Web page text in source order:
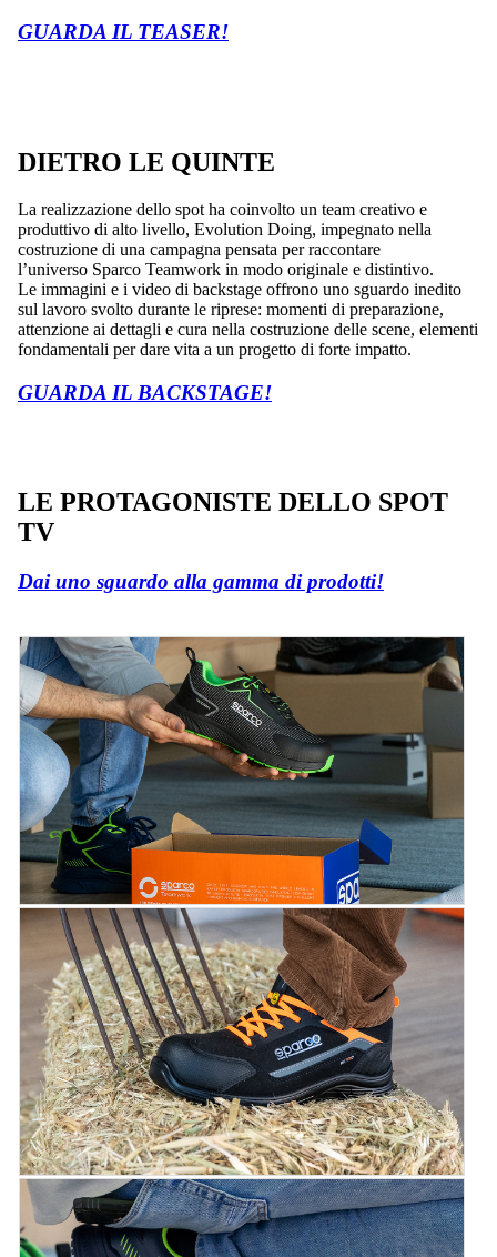
GUARDA IL TEASER!
DIETRO LE QUINTE
La realizzazione dello spot ha coinvolto un team creativo e
produttivo di alto livello, Evolution Doing, impegnato nella
costruzione di una campagna pensata per raccontare
l’universo Sparco Teamwork in modo originale e distintivo.
Le immagini e i video di backstage offrono uno sguardo inedito
sul lavoro svolto durante le riprese: momenti di preparazione,
attenzione ai dettagli e cura nella costruzione delle scene, elementi
fondamentali per dare vita a un progetto di forte impatto.
GUARDA IL BACKSTAGE!
LE PROTAGONISTE DELLO SPOT
TV
Dai uno sguardo alla gamma di prodotti!